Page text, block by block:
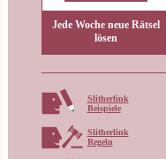
Jede Woche neue Rätsel
lösen
Slitherlink
Beispiele
Slitherlink
Regeln